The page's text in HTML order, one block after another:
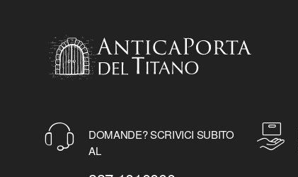
DOMANDE? SCRIVICI SUBITO
AL